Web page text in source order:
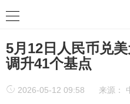
5月12日人民币兑
调升41个基点
2026-05-12 09:58 来源：